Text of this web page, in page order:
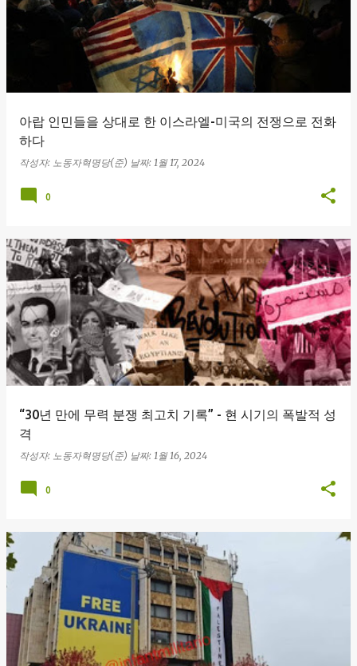
아랍 인민들을 상대로 한 이스라엘-미국의 전쟁으로 전화
하다
작성자: 노동자혁명당(준) 날짜: 1월 17, 2024
0
“30년 만에 무력 분쟁 최고치 기록” - 현 시기의 폭발적 성
격
작성자: 노동자혁명당(준) 날짜: 1월 16, 2024
0